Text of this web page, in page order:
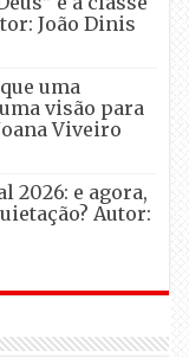
João Dinis
uma
visão para
Viveiro
2026: e agora,
Autor: